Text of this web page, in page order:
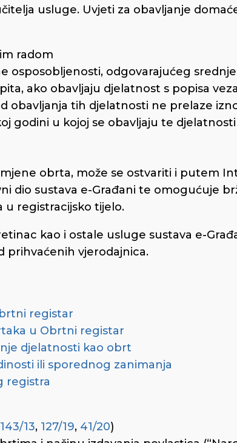
usluge. Uvjeti za obavljanje
radom
osposobljenosti, odgovarajućeg
ako obavljaju djelatnost s popisa
obavljanja tih djelatnosti ne prelaze
godini u kojoj se obavljaju te djelatnosti
obrta, može se ostvariti i putem
dio sustava e-Građani te omogućuje
registracijsko tijelo.
kao i ostale usluge sustava e-
prihvaćenih vjerodajnica.
registar
u Obrtni registar
djelatnosti kao obrt
ili sporednog zanimanja
registra
143/13, 127/19, 41/20)